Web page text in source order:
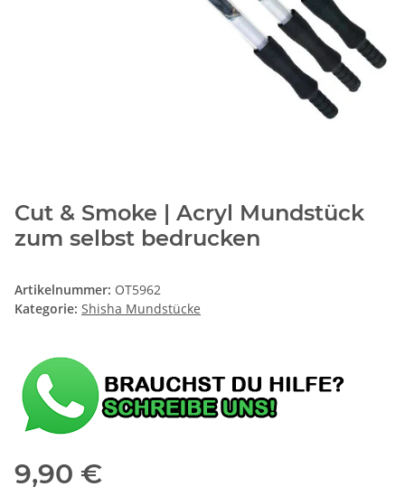
Cut & Smoke | Acryl Mundstück
zum selbst bedrucken
Artikelnummer: OT5962
Kategorie: Shisha Mundstücke
9,90 €